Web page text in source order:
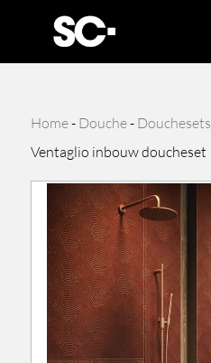
Home- Douche- Douchesets
Ventaglio inbouw doucheset